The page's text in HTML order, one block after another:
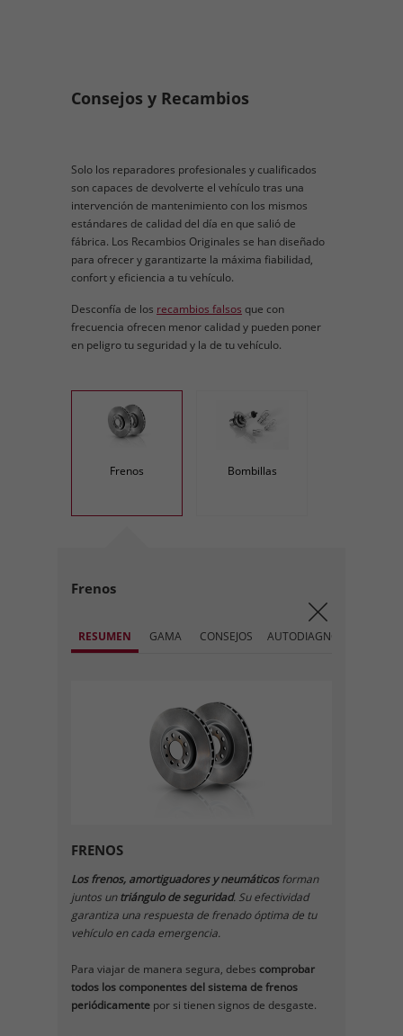
Consejos y Recambios
Solo los reparadores profesionales y cualificados
son capaces de devolverte el vehículo tras una
intervención de mantenimiento con los mismos
estándares de calidad del día en que salió de
fábrica. Los Recambios Originales se han diseñado
para ofrecer y garantizarte la máxima fiabilidad,
confort y eficiencia a tu vehículo.
Desconfía de los recambios falsos que con
frecuencia ofrecen menor calidad y pueden poner
en peligro tu seguridad y la de tu vehículo.
Frenos
Frenos
RESUMEN GAMA CONSEJOS AUTODIAGNOSIS
FRENOS
Los frenos, amortiguadores y neumáticosforman
juntos untriángulo de seguridad. Su efectividad
garantiza una respuesta de frenado óptima de tu
vehículo en cada emergencia.
Para viajar de manera segura, debes comprobar
todos los componentes del sistema de frenos
periódicamente por si tienen signos de desgaste.
Bombillas